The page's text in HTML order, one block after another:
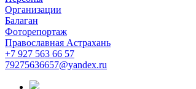
Организации
Балаган
Фоторепортаж
Православная Астрахань
+7 927 563 66 57
79275636657@yandex.ru